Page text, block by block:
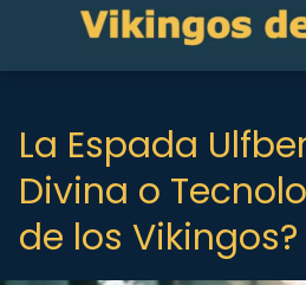
La Espada
Divina o
de los Vikingos?